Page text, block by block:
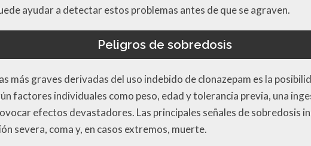
ayudar a detectar estos problemas antes de que se agraven.
Peligros de sobredosis
más graves derivadas del uso indebido de clonazepam es la
factores individuales como peso, edad y tolerancia previa, una
efectos devastadores. Las principales señales de sobredosis
severa, coma y, en casos extremos, muerte.